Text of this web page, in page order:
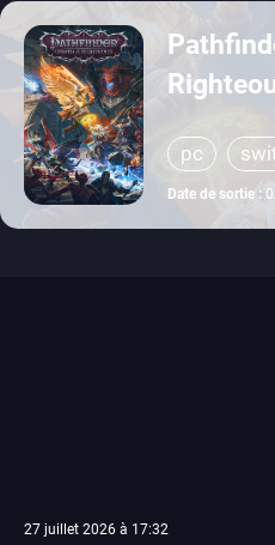
pc
Date de sortie :
27 juillet 2026 à 17:32